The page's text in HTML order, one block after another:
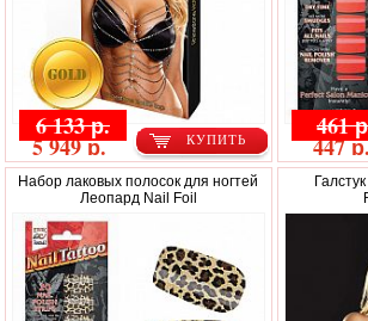
КУПИТЬ
6 133 р.
5 949 р.
461
447
Набор лаковых полосок для ногтей
Леопард Nail Foil